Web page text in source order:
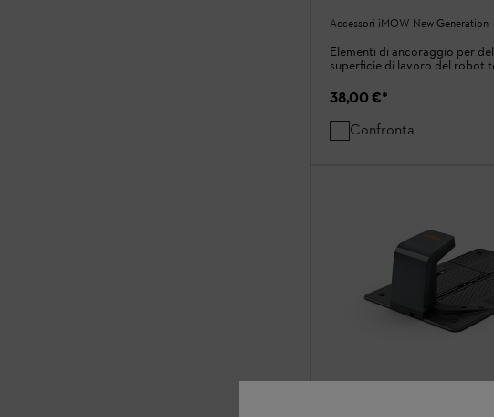
Accessori iMOW New Generation
Elementi di ancoraggio per
superficie di lavoro del robot
38,00 €*
Confronta